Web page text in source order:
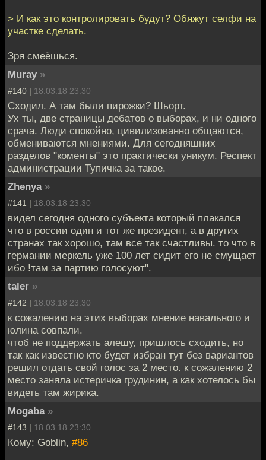
> И как это контролировать будут? Обяжут селфи на
участке сделать.
Зря смеёшься.
Muray »
#140 | 18.03.18 23:30
Сходил. А там были пирожки? Шьорт.
Ух ты, две страницы дебатов о выборах, и ни одного
срача. Люди спокойно, цивилизованно общаются,
обмениваются мнениями. Для сегодняшних
разделов "коменты" это практически уникум. Респект
администрации Тупичка за такое.
Zhenya »
#141 | 18.03.18 23:30
видел сегодня одного субъекта который плакался
что в россии один и тот же президент, а в других
странах так хорошо, там все так счастливы. то что в
германии меркель уже 100 лет сидит его не смущает
ибо !там за партию голосуют".
taler »
#142 | 18.03.18 23:30
к сожалению на этих выборах мнение навального и
юлина совпали.
чтоб не поддержать алешу, пришлось сходить, но
так как известно кто будет избран тут без вариантов
решил отдать свой голос за 2 место. к сожалению 2
место заняла истеричка грудинин, а как хотелось бы
видеть там жирика.
Mogaba »
#143 | 18.03.18 23:30
Кому: Goblin, #86